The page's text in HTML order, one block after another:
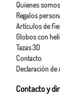
Quienes somos
Regalos
Artículos de
Globos con
Tazas 3D
Contacto
Declaración de
Contacto y